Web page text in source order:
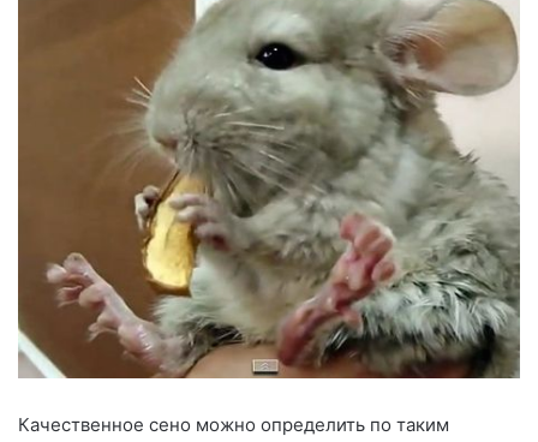
Качественное сено можно определить по таким